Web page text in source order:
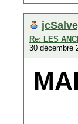
Re: LES
30 décembre